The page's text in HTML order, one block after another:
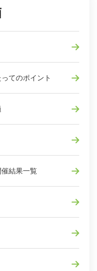
てのポイント
結果一覧